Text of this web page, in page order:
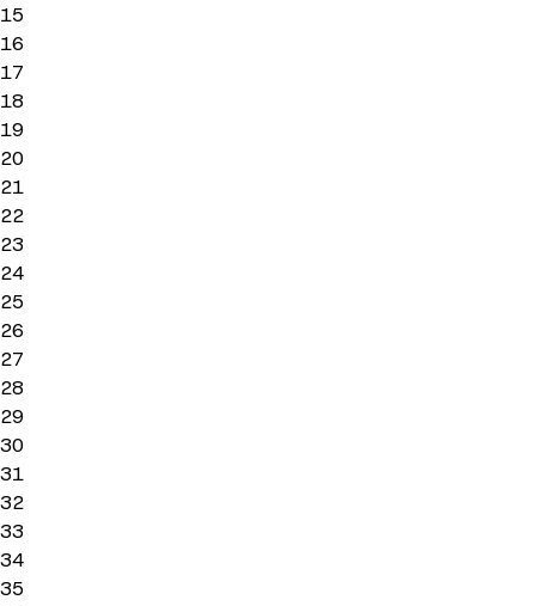
15
16
17
18
19
20
21
22
23
24
25
26
27
28
29
30
31
32
33
34
35